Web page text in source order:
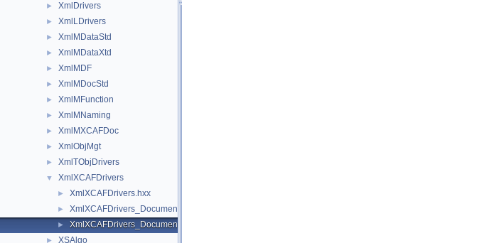
► XmlDrivers
► XmlLDrivers
► XmlMDataStd
► XmlMDataXtd
► XmlMDF
► XmlMDocStd
► XmlMFunction
► XmlMNaming
► XmlMXCAFDoc
► XmlObjMgt
► XmlTObjDrivers
▼ XmlXCAFDrivers
► XmlXCAFDrivers.hxx
► XmlXCAFDrivers_DocumentRetrievalDriver.hxx
► XmlXCAFDrivers_DocumentStorageDriver.hxx
► XSAlgo